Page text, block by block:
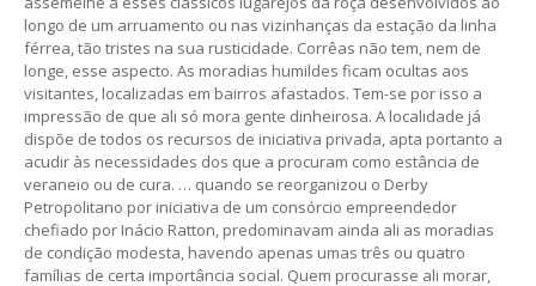
longo de um arruamento ou nas vizinhanças da estação da linha
férrea, tão tristes na sua rusticidade. Corrêas não tem, nem de
longe, esse aspecto. As moradias humildes ficam ocultas aos
visitantes, localizadas em bairros afastados. Tem-se por isso a
impressão de que ali só mora gente dinheirosa. A localidade já
dispõe de todos os recursos de iniciativa privada, apta portanto a
acudir às necessidades dos que a procuram como estância de
veraneio ou de cura. … quando se reorganizou o Derby
Petropolitano por iniciativa de um consórcio empreendedor
chefiado por Inácio Ratton, predominavam ainda ali as moradias
de condição modesta, havendo apenas umas três ou quatro
famílias de certa importância social. Quem procurasse ali morar,